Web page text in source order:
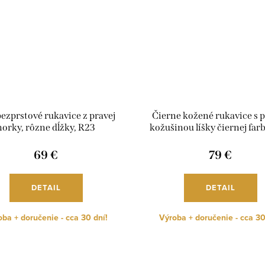
rukavice z pravej
rôzne dĺžky, R23
69 €
DETAIL
+ doručenie - cca 30 dní!
Čierne kožené rukavice s
kožušinou líšky čiernej
79 €
DETAIL
Výroba + doručenie - cca